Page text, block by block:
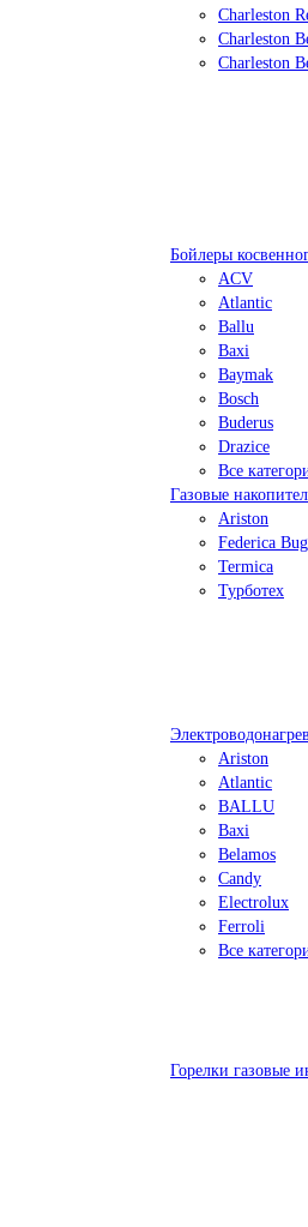
Charleston
Charleston
Charleston
Бойлеры
ACV
Atlantic
Ballu
Baxi
Baymak
Bosch
Buderus
Drazice
Все
Газовые
Ariston
Federica
Termica
Турботех
Ariston
Atlantic
BALLU
Baxi
Belamos
Candy
Electrolux
Ferroli
Все
Горелки газовые